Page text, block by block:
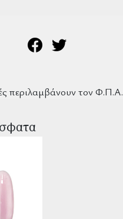
περιλαμβάνουν τον Φ.Π.Α.